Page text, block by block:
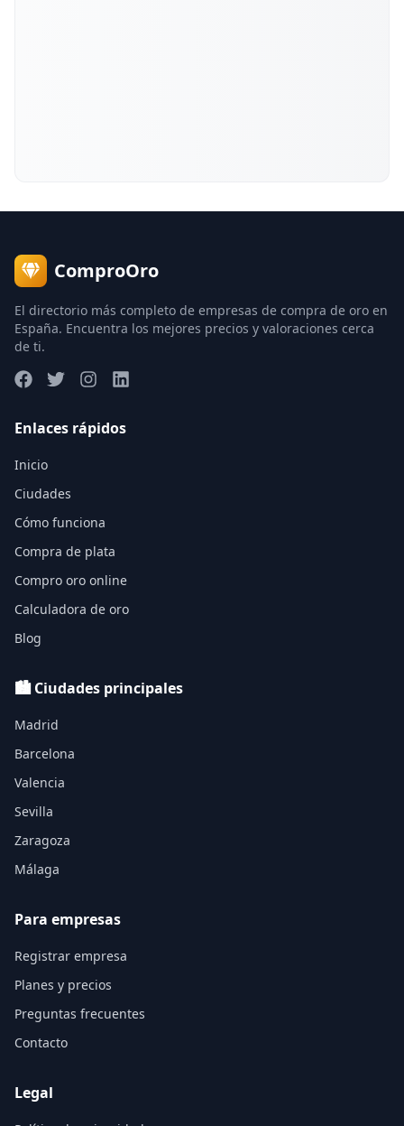
ComproOro
El directorio más completo de empresas de compra de oro en
España. Encuentra los mejores precios y valoraciones cerca
de ti.
Enlaces rápidos
Inicio
Ciudades
Cómo funciona
Compra de plata
Compro oro online
Calculadora de oro
Blog
🏙️ Ciudades principales
Madrid
Barcelona
Valencia
Sevilla
Zaragoza
Málaga
Para empresas
Registrar empresa
Planes y precios
Preguntas frecuentes
Contacto
Legal